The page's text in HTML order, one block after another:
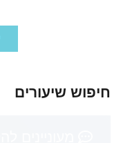
חיפוש שיעורים